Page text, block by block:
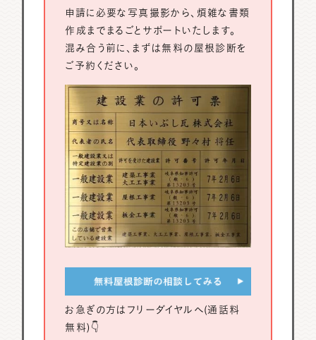
申請に必要な写真撮影から、煩雑な書類
作成までまるごとサポートいたします。
混み合う前に、まずは無料の屋根診断を
ご予約ください。
お急ぎの方はフリーダイヤルへ(通話料
無料)👇